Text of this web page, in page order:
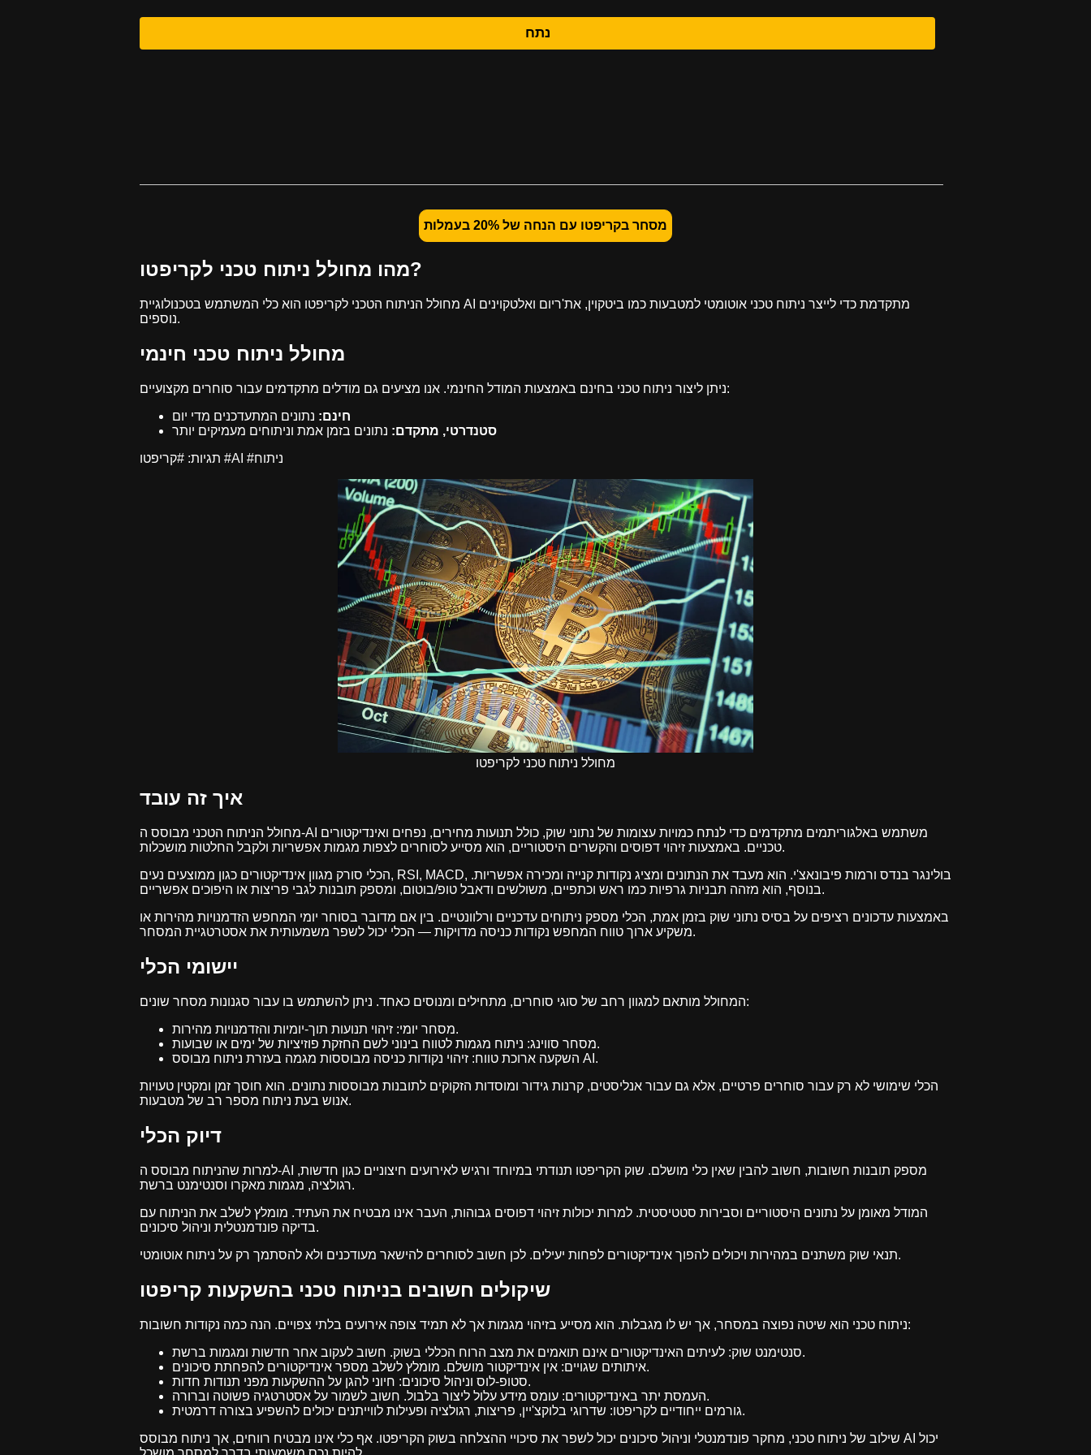
נתח
מסחר בקריפטו עם הנחה של 20% בעמלות
מהו מחולל ניתוח טכני לקריפטו?
מחולל הניתוח הטכני לקריפטו הוא כלי המשתמש בטכנולוגיית AI מתקדמת כדי לייצר ניתוח טכני אוטומטי למטבעות כמו ביטקוין, את'ריום ואלטקוינים
נוספים.
מחולל ניתוח טכני חינמי
ניתן ליצור ניתוח טכני בחינם באמצעות המודל החינמי. אנו מציעים גם מודלים מתקדמים עבור סוחרים מקצועיים:
חינם: נתונים המתעדכנים מדי יום
סטנדרטי, מתקדם: נתונים בזמן אמת וניתוחים מעמיקים יותר
תגיות: #קריפטו #AI #ניתוח
מחולל ניתוח טכני לקריפטו
איך זה עובד
מחולל הניתוח הטכני מבוסס ה-AI משתמש באלגוריתמים מתקדמים כדי לנתח כמויות עצומות של נתוני שוק, כולל תנועות מחירים, נפחים ואינדיקטורים
טכניים. באמצעות זיהוי דפוסים והקשרים היסטוריים, הוא מסייע לסוחרים לצפות מגמות אפשריות ולקבל החלטות מושכלות.
הכלי סורק מגוון אינדיקטורים כגון ממוצעים נעים, RSI, MACD, בולינגר בנדס ורמות פיבונאצ'י. הוא מעבד את הנתונים ומציג נקודות קנייה ומכירה אפשריות.
בנוסף, הוא מזהה תבניות גרפיות כמו ראש וכתפיים, משולשים ודאבל טופ/בוטום, ומספק תובנות לגבי פריצות או היפוכים אפשריים.
באמצעות עדכונים רציפים על בסיס נתוני שוק בזמן אמת, הכלי מספק ניתוחים עדכניים ורלוונטיים. בין אם מדובר בסוחר יומי המחפש הזדמנויות מהירות או
משקיע ארוך טווח המחפש נקודות כניסה מדויקות — הכלי יכול לשפר משמעותית את אסטרטגיית המסחר.
יישומי הכלי
המחולל מותאם למגוון רחב של סוגי סוחרים, מתחילים ומנוסים כאחד. ניתן להשתמש בו עבור סגנונות מסחר שונים:
מסחר יומי: זיהוי תנועות תוך-יומיות והזדמנויות מהירות.
מסחר סווינג: ניתוח מגמות לטווח בינוני לשם החזקת פוזיציות של ימים או שבועות.
השקעה ארוכת טווח: זיהוי נקודות כניסה מבוססות מגמה בעזרת ניתוח מבוסס AI.
הכלי שימושי לא רק עבור סוחרים פרטיים, אלא גם עבור אנליסטים, קרנות גידור ומוסדות הזקוקים לתובנות מבוססות נתונים. הוא חוסך זמן ומקטין טעויות
אנוש בעת ניתוח מספר רב של מטבעות.
דיוק הכלי
למרות שהניתוח מבוסס ה-AI מספק תובנות חשובות, חשוב להבין שאין כלי מושלם. שוק הקריפטו תנודתי במיוחד ורגיש לאירועים חיצוניים כגון חדשות,
רגולציה, מגמות מאקרו וסנטימנט ברשת.
המודל מאומן על נתונים היסטוריים וסבירות סטטיסטית. למרות יכולות זיהוי דפוסים גבוהות, העבר אינו מבטיח את העתיד. מומלץ לשלב את הניתוח עם
בדיקה פונדמנטלית וניהול סיכונים.
תנאי שוק משתנים במהירות ויכולים להפוך אינדיקטורים לפחות יעילים. לכן חשוב לסוחרים להישאר מעודכנים ולא להסתמך רק על ניתוח אוטומטי.
שיקולים חשובים בניתוח טכני בהשקעות קריפטו
ניתוח טכני הוא שיטה נפוצה במסחר, אך יש לו מגבלות. הוא מסייע בזיהוי מגמות אך לא תמיד צופה אירועים בלתי צפויים. הנה כמה נקודות חשובות:
סנטימנט שוק: לעיתים האינדיקטורים אינם תואמים את מצב הרוח הכללי בשוק. חשוב לעקוב אחר חדשות ומגמות ברשת.
איתותים שגויים: אין אינדיקטור מושלם. מומלץ לשלב מספר אינדיקטורים להפחתת סיכונים.
סטופ-לוס וניהול סיכונים: חיוני להגן על ההשקעות מפני תנודות חדות.
העמסת יתר באינדיקטורים: עומס מידע עלול ליצור בלבול. חשוב לשמור על אסטרטגיה פשוטה וברורה.
גורמים ייחודיים לקריפטו: שדרוגי בלוקצ'יין, פריצות, רגולציה ופעילות לווייתנים יכולים להשפיע בצורה דרמטית.
שילוב של ניתוח טכני, מחקר פונדמנטלי וניהול סיכונים יכול לשפר את סיכויי ההצלחה בשוק הקריפטו. אף כלי אינו מבטיח רווחים, אך ניתוח מבוסס AI יכול